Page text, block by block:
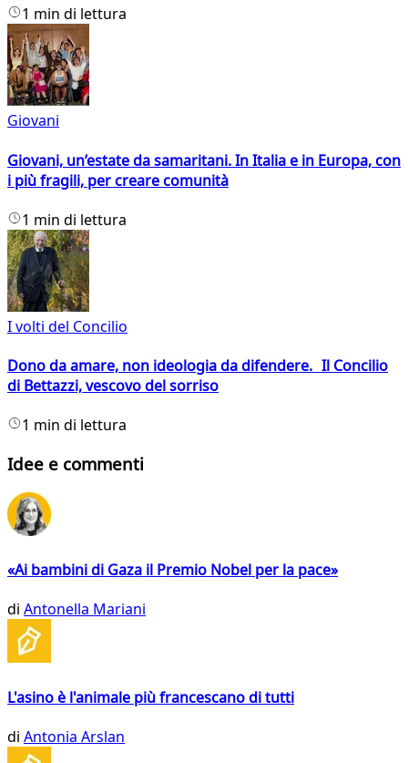
1 min di lettura
Giovani
Giovani, un’estate da samaritani. In Italia e in Europa, con
i più fragili, per creare comunità
1 min di lettura
I volti del Concilio
Dono da amare, non ideologia da difendere. Il Concilio
di Bettazzi, vescovo del sorriso
1 min di lettura
Idee e commenti
«Ai bambini di Gaza il Premio Nobel per la pace»
di Antonella Mariani
L'asino è l'animale più francescano di tutti
di Antonia Arslan